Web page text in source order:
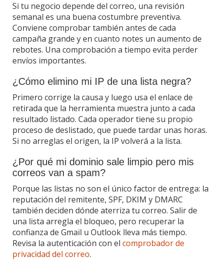
Si tu negocio depende del correo, una revisión
semanal es una buena costumbre preventiva.
Conviene comprobar también antes de cada
campaña grande y en cuanto notes un aumento de
rebotes. Una comprobación a tiempo evita perder
envíos importantes.
¿Cómo elimino mi IP de una lista negra?
Primero corrige la causa y luego usa el enlace de
retirada que la herramienta muestra junto a cada
resultado listado. Cada operador tiene su propio
proceso de deslistado, que puede tardar unas horas.
Si no arreglas el origen, la IP volverá a la lista.
¿Por qué mi dominio sale limpio pero mis
correos van a spam?
Porque las listas no son el único factor de entrega: la
reputación del remitente, SPF, DKIM y DMARC
también deciden dónde aterriza tu correo. Salir de
una lista arregla el bloqueo, pero recuperar la
confianza de Gmail u Outlook lleva más tiempo.
Revisa la autenticación con el comprobador de
privacidad del correo.